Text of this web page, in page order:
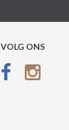
VOLG ONS